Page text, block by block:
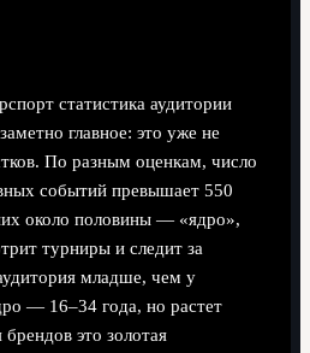
статистика аудитории
главное: это уже не
По разным оценкам, число
событий превышает 550
около половины — «ядро»,
турниры и следит за
младше, чем у
— 16–34 года, но растет
это золотая